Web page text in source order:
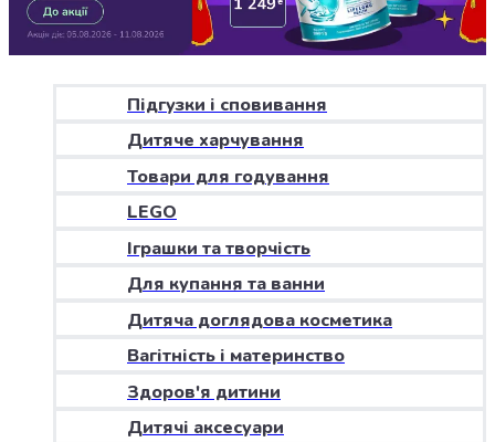
Ром
Текіла
мескаль
і
наливки
Настоянки,
бальзами,
біттери
і
азійський
алкоголь
Слабоалкогольні
напої
Сидри
Підгузки і сповивання
Дитяче харчування
Товари для годування
LEGO
Іграшки та творчість
Для купання та ванни
Дитяча доглядова косметика
Вагітність і материнство
Здоров'я дитини
Дитячі аксесуари